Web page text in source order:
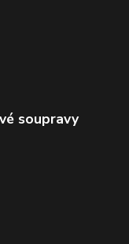
soupravy